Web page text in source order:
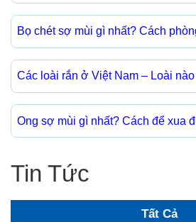
Bọ chét sợ mùi gì nhất? Cách
Các loài rắn ở Việt Nam – Loài
Ong sợ mùi gì nhất? Cách để xua
Tin Tức
Tất Cả